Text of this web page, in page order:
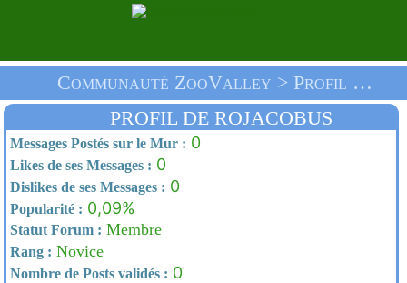
Communauté ZooValley > Profil De Rojacobus > Accueil
PROFIL DE ROJACOBUS
Messages Postés sur le Mur : 0
Likes de ses Messages : 0
Dislikes de ses Messages : 0
Popularité : 0,09%
Statut Forum : Membre
Rang : Novice
Nombre de Posts validés : 0